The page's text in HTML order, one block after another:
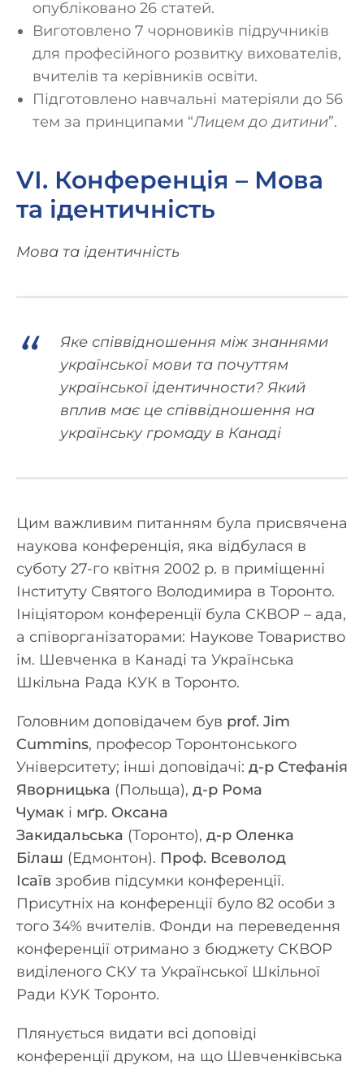
опубліковано 26 статей.
Виготовлено 7 чорновиків підручників
для професійного розвитку вихователів,
вчителів та керівників освіти.
Підготовлено навчальні матеріяли до 56
тем за принципами “Лицем до дитини”.
VІ. Конференція – Мова
та ідентичність
Мова та ідентичність
Яке співвідношення між знаннями
української мови та почуттям
української ідентичности? Який
вплив має це співвідношення на
українську громаду в Канаді
Цим важливим питанням була присвячена
наукова конференція, яка відбулася в
суботу 27-го квітня 2002 р. в приміщенні
Інституту Святого Володимира в Торонто.
Ініціятором конференції була СКВОР – ада,
а співорганізаторами: Наукове Товариство
ім. Шевченка в Канаді та Українська
Шкільна Рада КУК в Торонто.
Головним доповідачем був prof. Jim
Cummins, професор Торонтонського
Університету; інші доповідачі: д-р Стефанія
Яворницька (Польща), д-р Рома
Чумак і мґр. Оксана
Закидальська (Торонто), д-р Оленка
Білаш (Едмонтон). Проф. Всеволод
Ісаїв зробив підсумки конференції.
Присутніх на конференції було 82 особи з
того 34% вчителів. Фонди на переведення
конференції отримано з бюджету СКВОР
виділеного СКУ та Української Шкільної
Ради КУК Торонто.
Плянується видати всі доповіді
конференції друком, на що Шевченківська